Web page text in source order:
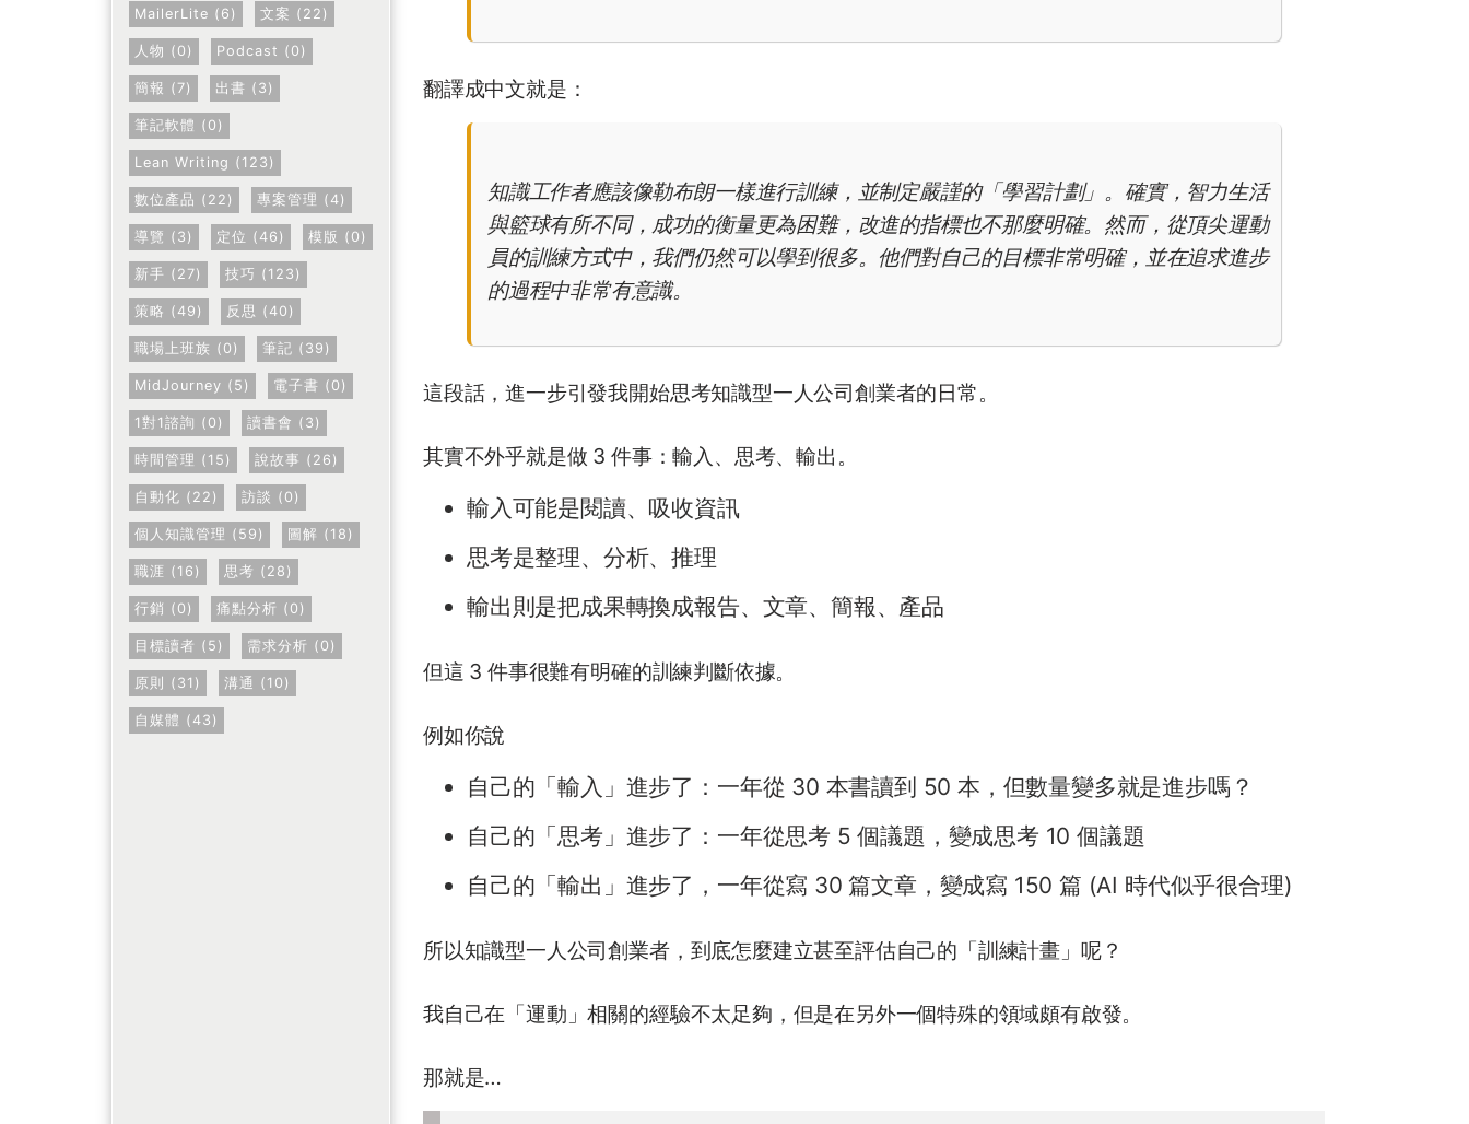
MailerLite (6) 文案 (22)
人物 (0) Podcast (0)
簡報 (7) 出書 (3)
筆記軟體 (0)
Lean Writing (123)
數位產品 (22) 專案管理 (4)
導覽 (3) 定位 (46) 模版 (0)
新手 (27) 技巧 (123)
策略 (49) 反思 (40)
職場上班族 (0) 筆記 (39)
MidJourney (5) 電子書 (0)
1對1諮詢 (0) 讀書會 (3)
時間管理 (15) 說故事 (26)
自動化 (22) 訪談 (0)
個人知識管理 (59) 圖解 (18)
職涯 (16) 思考 (28)
行銷 (0) 痛點分析 (0)
目標讀者 (5) 需求分析 (0)
原則 (31) 溝通 (10)
自媒體 (43)
翻譯成中文就是：
知識工作者應該像勒布朗一樣進行訓練，並制定嚴謹的「學習計劃」。確實，智力生活
與籃球有所不同，成功的衡量更為困難，改進的指標也不那麼明確。然而，從頂尖運動
員的訓練方式中，我們仍然可以學到很多。他們對自己的目標非常明確，並在追求進步
的過程中非常有意識。
這段話，進一步引發我開始思考知識型一人公司創業者的日常。
其實不外乎就是做 3 件事：輸入、思考、輸出。
輸入可能是閱讀、吸收資訊
思考是整理、分析、推理
輸出則是把成果轉換成報告、文章、簡報、產品
但這 3 件事很難有明確的訓練判斷依據。
例如你說
自己的「輸入」進步了：一年從 30 本書讀到 50 本，但數量變多就是進步嗎？
自己的「思考」進步了：一年從思考 5 個議題，變成思考 10 個議題
自己的「輸出」進步了，一年從寫 30 篇文章，變成寫 150 篇 (AI 時代似乎很合理)
所以知識型一人公司創業者，到底怎麼建立甚至評估自己的「訓練計畫」呢？
我自己在「運動」相關的經驗不太足夠，但是在另外一個特殊的領域頗有啟發。
那就是…